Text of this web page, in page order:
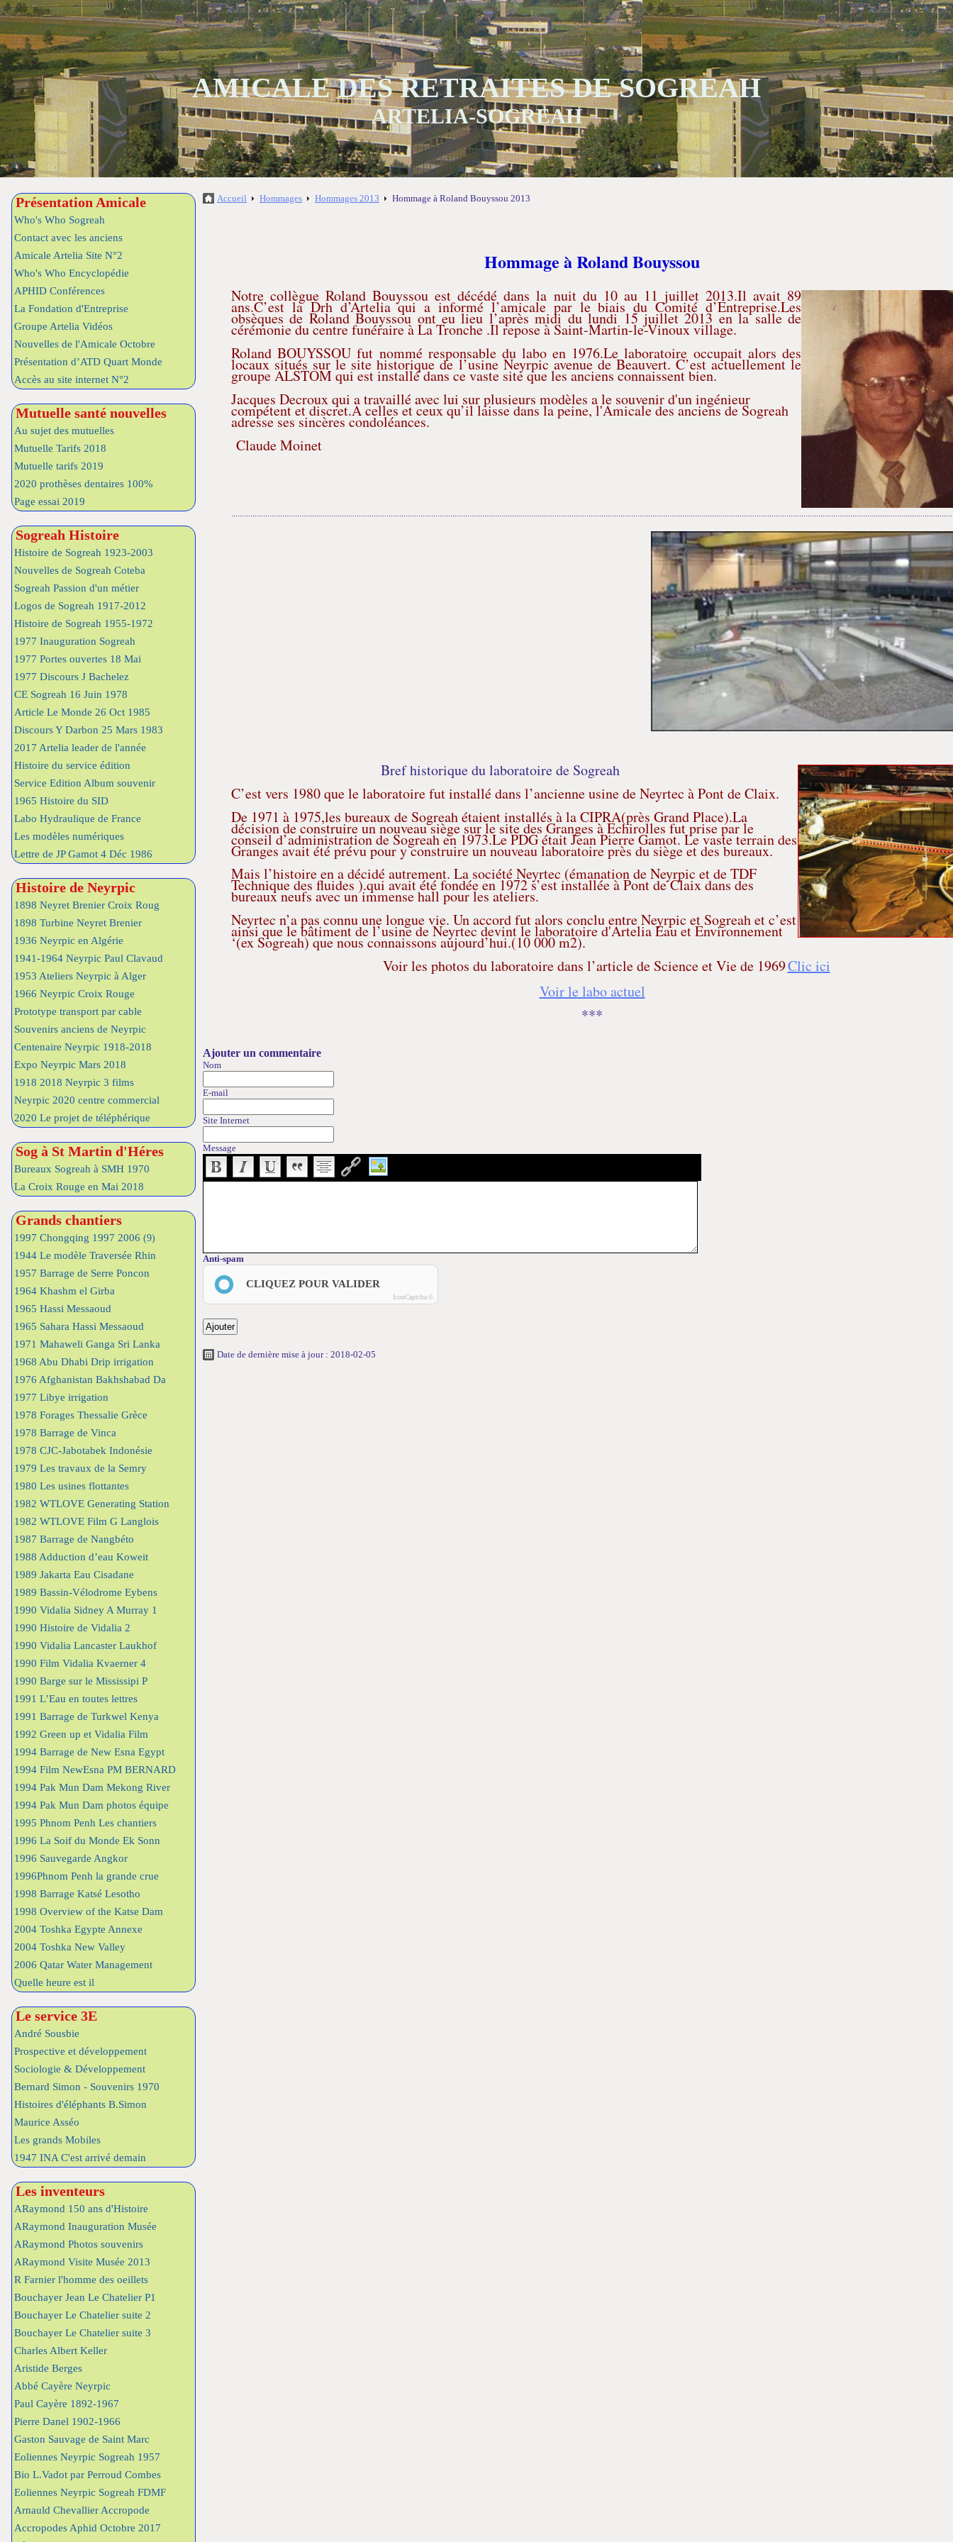
AMICALE DES RETRAITES DE SOGREAH
ARTELIA-SOGREAH
Présentation Amicale
Who's Who Sogreah
Contact avec les anciens
Amicale Artelia Site N°2
Who's Who Encyclopédie
APHID Conférences
La Fondation d'Entreprise
Groupe Artelia Vidéos
Nouvelles de l'Amicale Octobre
Présentation d’ATD Quart Monde
Accès au site internet N°2
Mutuelle santé nouvelles
Au sujet des mutuelles
Mutuelle Tarifs 2018
Mutuelle tarifs 2019
2020 prothèses dentaires 100%
Page essai 2019
Sogreah Histoire
Histoire de Sogreah 1923-2003
Nouvelles de Sogreah Coteba
Sogreah Passion d'un métier
Logos de Sogreah 1917-2012
Histoire de Sogreah 1955-1972
1977 Inauguration Sogreah
1977 Portes ouvertes 18 Mai
1977 Discours J Bachelez
CE Sogreah 16 Juin 1978
Article Le Monde 26 Oct 1985
Discours Y Darbon 25 Mars 1983
2017 Artelia leader de l'année
Histoire du service édition
Service Edition Album souvenir
1965 Histoire du SID
Labo Hydraulique de France
Les modèles numériques
Lettre de JP Gamot 4 Déc 1986
Histoire de Neyrpic
1898 Neyret Brenier Croix Roug
1898 Turbine Neyret Brenier
1936 Neyrpic en Algérie
1941-1964 Neyrpic Paul Clavaud
1953 Ateliers Neyrpic à Alger
1966 Neyrpic Croix Rouge
Prototype transport par cable
Souvenirs anciens de Neyrpic
Centenaire Neyrpic 1918-2018
Expo Neyrpic Mars 2018
1918 2018 Neyrpic 3 films
Neyrpic 2020 centre commercial
2020 Le projet de téléphérique
Sog à St Martin d'Héres
Bureaux Sogreah à SMH 1970
La Croix Rouge en Mai 2018
Grands chantiers
1997 Chongqing 1997 2006 (9)
1944 Le modèle Traversée Rhin
1957 Barrage de Serre Poncon
1964 Khashm el Girba
1965 Hassi Messaoud
1965 Sahara Hassi Messaoud
1971 Mahaweli Ganga Sri Lanka
1968 Abu Dhabi Drip irrigation
1976 Afghanistan Bakhshabad Da
1977 Libye irrigation
1978 Forages Thessalie Grèce
1978 Barrage de Vinca
1978 CJC-Jabotabek Indonésie
1979 Les travaux de la Semry
1980 Les usines flottantes
1982 WTLOVE Generating Station
1982 WTLOVE Film G Langlois
1987 Barrage de Nangbéto
1988 Adduction d’eau Koweit
1989 Jakarta Eau Cisadane
1989 Bassin-Vélodrome Eybens
1990 Vidalia Sidney A Murray 1
1990 Histoire de Vidalia 2
1990 Vidalia Lancaster Laukhof
1990 Film Vidalia Kvaerner 4
1990 Barge sur le Mississipi P
1991 L’Eau en toutes lettres
1991 Barrage de Turkwel Kenya
1992 Green up et Vidalia Film
1994 Barrage de New Esna Egypt
1994 Film NewEsna PM BERNARD
1994 Pak Mun Dam Mekong River
1994 Pak Mun Dam photos équipe
1995 Phnom Penh Les chantiers
1996 La Soif du Monde Ek Sonn
1996 Sauvegarde Angkor
1996Phnom Penh la grande crue
1998 Barrage Katsé Lesotho
1998 Overview of the Katse Dam
2004 Toshka Egypte Annexe
2004 Toshka New Valley
2006 Qatar Water Management
Quelle heure est il
Le service 3E
André Sousbie
Prospective et développement
Sociologie & Développement
Bernard Simon - Souvenirs 1970
Histoires d'éléphants B.Simon
Maurice Asséo
Les grands Mobiles
1947 INA C'est arrivé demain
Les inventeurs
ARaymond 150 ans d'Histoire
ARaymond Inauguration Musée
ARaymond Photos souvenirs
ARaymond Visite Musée 2013
R Farnier l'homme des oeillets
Bouchayer Jean Le Chatelier P1
Bouchayer Le Chatelier suite 2
Bouchayer Le Chatelier suite 3
Charles Albert Keller
Aristide Berges
Abbé Cayère Neyrpic
Paul Cayère 1892-1967
Pierre Danel 1902-1966
Gaston Sauvage de Saint Marc
Eoliennes Neyrpic Sogreah 1957
Bio L.Vadot par Perroud Combes
Eoliennes Neyrpic Sogreah FDMF
Arnauld Chevallier Accropode
Accropodes Aphid Octobre 2017
Accueil Hommages Hommages 2013 Hommage à Roland Bouyssou 2013
Hommage à Roland Bouyssou
Notre collègue Roland Bouyssou est décédé dans la nuit du 10 au 11 juillet 2013.Il avait 89
ans.C’est la Drh d’Artelia qui a informé l’amicale par le biais du Comité d’Entreprise.Les
obsèques de Roland Bouyssou ont eu lieu l’après midi du lundi 15 juillet 2013 en la salle de
cérémonie du centre funéraire à La Tronche .Il repose à Saint-Martin-le-Vinoux village.
Roland BOUYSSOU fut nommé responsable du labo en 1976.Le laboratoire occupait alors des
locaux situés sur le site historique de l’usine Neyrpic avenue de Beauvert. C’est actuellement le
groupe ALSTOM qui est installé dans ce vaste site que les anciens connaissent bien.
Jacques Decroux qui a travaillé avec lui sur plusieurs modèles a le souvenir d'un ingénieur
compétent et discret.A celles et ceux qu’il laisse dans la peine, l'Amicale des anciens de Sogreah
adresse ses sincères condoléances.
Claude Moinet
Bref historique du laboratoire de Sogreah
C’est vers 1980 que le laboratoire fut installé dans l’ancienne usine de Neyrtec à Pont de Claix.
De 1971 à 1975,les bureaux de Sogreah étaient installés à la CIPRA(près Grand Place).La
décision de construire un nouveau siège sur le site des Granges à Echirolles fut prise par le
conseil d’administration de Sogreah en 1973.Le PDG était Jean Pierre Gamot. Le vaste terrain des
Granges avait été prévu pour y construire un nouveau laboratoire près du siège et des bureaux.
Mais l’histoire en a décidé autrement. La société Neyrtec (émanation de Neyrpic et de TDF
Technique des fluides ).qui avait été fondée en 1972 s’est installée à Pont de Claix dans des
bureaux neufs avec un immense hall pour les ateliers.
Neyrtec n’a pas connu une longue vie. Un accord fut alors conclu entre Neyrpic et Sogreah et c’est
ainsi que le bâtiment de l’usine de Neyrtec devint le laboratoire d'Artelia Eau et Environnement
‘(ex Sogreah) que nous connaissons aujourd’hui.(10 000 m2).
Voir les photos du laboratoire dans l’article de Science et Vie de 1969Clic ici
Voir le labo actuel
***
Ajouter un commentaire
Nom
E-mail
Site Internet
Message
Anti-spam
CLIQUEZ POUR VALIDER
IconCaptcha ©
Date de dernière mise à jour : 2018-02-05